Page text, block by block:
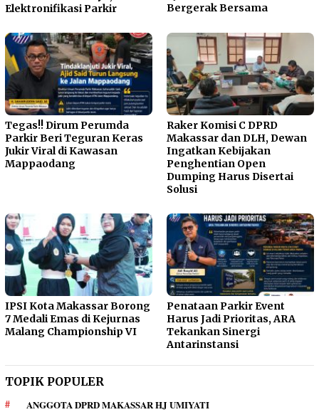
Elektronifikasi Parkir
Bergerak Bersama
Tegas!! Dirum Perumda
Parkir Beri Teguran Keras
Jukir Viral di Kawasan
Mappaodang
Raker Komisi C DPRD
Makassar dan DLH, Dewan
Ingatkan Kebijakan
Penghentian Open
Dumping Harus Disertai
Solusi
IPSI Kota Makassar Borong
7 Medali Emas di Kejurnas
Malang Championship VI
Penataan Parkir Event
Harus Jadi Prioritas, ARA
Tekankan Sinergi
Antarinstansi
TOPIK POPULER
ANGGOTA DPRD MAKASSAR HJ UMIYATI